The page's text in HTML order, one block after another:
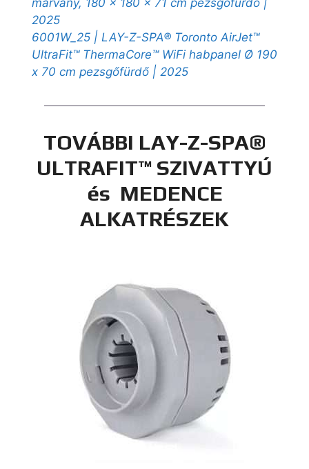
2025
6001W_25 | LAY-Z-SPA® Toronto AirJet™
UltraFit™ ThermaCore™ WiFi habpanel Ø 190
x 70 cm pezsgőfürdő | 2025
TOVÁBBI LAY-Z-SPA®
ULTRAFIT™ SZIVATTYÚ
és MEDENCE
ALKATRÉSZEK